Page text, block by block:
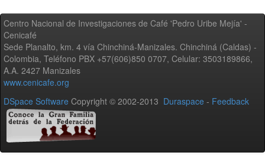
Centro Nacional de Investigaciones de Café 'Pedro Uribe Mejía' -
Cenicafé
Sede Planalto, km. 4 vía Chinchiná-Manizales. Chinchiná (Caldas) -
Colombia, Teléfono PBX +57(606)850 0707, Celular: 3503189866,
A.A. 2427 Manizales
www.cenicafe.org
DSpace Software Copyright © 2002-2013 Duraspace - Feedback